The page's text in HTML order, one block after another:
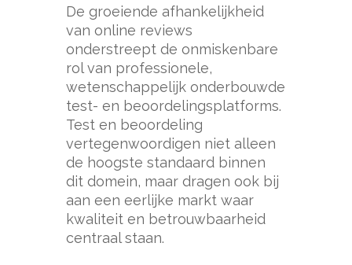
De groeiende afhankelijkheid
van online reviews
onderstreept de onmiskenbare
rol van professionele,
wetenschappelijk onderbouwde
test- en beoordelingsplatforms.
Test en beoordeling
vertegenwoordigen niet alleen
de hoogste standaard binnen
dit domein, maar dragen ook bij
aan een eerlijke markt waar
kwaliteit en betrouwbaarheid
centraal staan.